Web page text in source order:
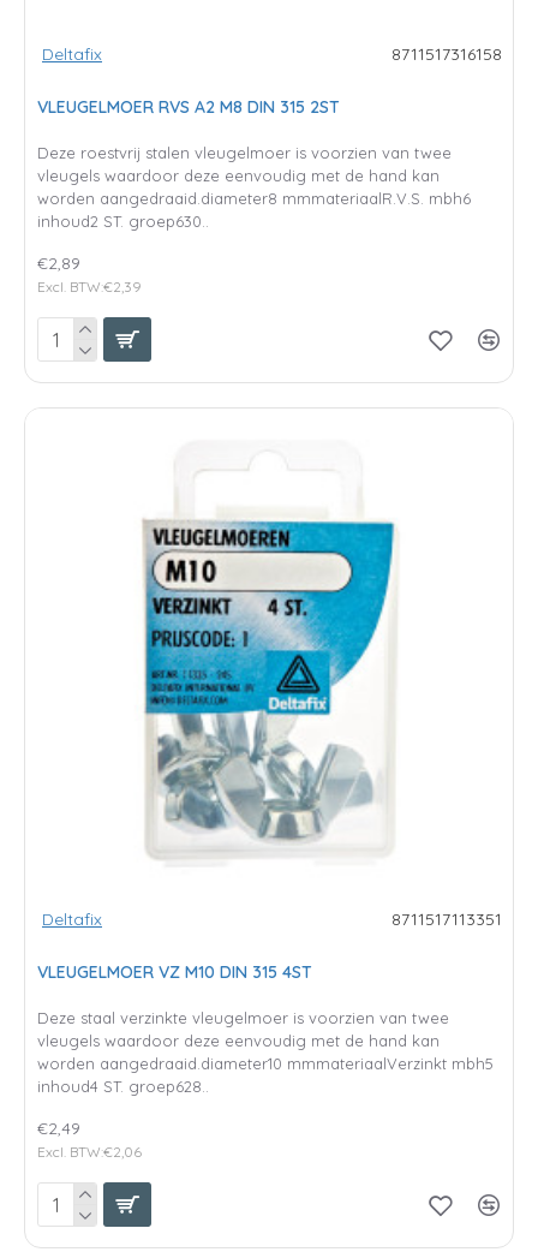
Deltafix 8711517316158
VLEUGELMOER RVS A2 M8 DIN 315 2ST
Deze roestvrij stalen vleugelmoer is voorzien van twee
vleugels waardoor deze eenvoudig met de hand kan
worden aangedraaid.diameter8 mmmateriaalR.V.S. mbh6
inhoud2 ST. groep630..
€2,89
Excl. BTW:€2,39
Deltafix 8711517113351
VLEUGELMOER VZ M10 DIN 315 4ST
Deze staal verzinkte vleugelmoer is voorzien van twee
vleugels waardoor deze eenvoudig met de hand kan
worden aangedraaid.diameter10 mmmateriaalVerzinkt mbh5
inhoud4 ST. groep628..
€2,49
Excl. BTW:€2,06